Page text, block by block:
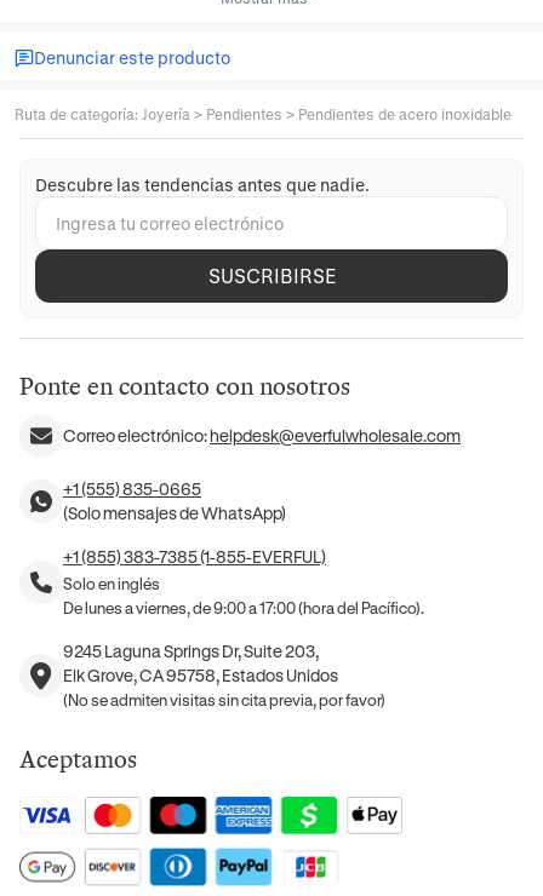
Denunciar este producto
Ruta de categoría: Joyería > Pendientes > Pendientes de acero inoxidable
Descubre las tendencias antes que nadie.
SUSCRIBIRSE
Ponte en contacto con nosotros
Correo electrónico:helpdesk@everfulwholesale.com
+1 (555) 835-0665
(Solo mensajes de WhatsApp)
+1 (855) 383-7385 (1-855-EVERFUL)
Solo en inglés
De lunes a viernes, de 9:00 a 17:00 (hora del Pacífico).
9245 Laguna Springs Dr, Suite 203,
Elk Grove, CA 95758, Estados Unidos
(No se admiten visitas sin cita previa, por favor)
Aceptamos